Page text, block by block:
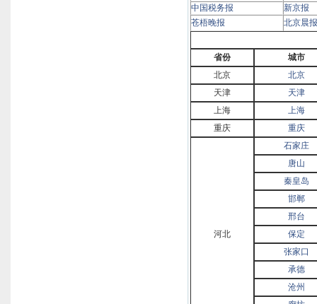
中国税务报
新京报
苍梧晚报
北京晨报
省份
城市
北京
北京
天津
天津
上海
上海
重庆
重庆
河北
石家庄
唐山
秦皇岛
邯郸
邢台
保定
张家口
承德
沧州